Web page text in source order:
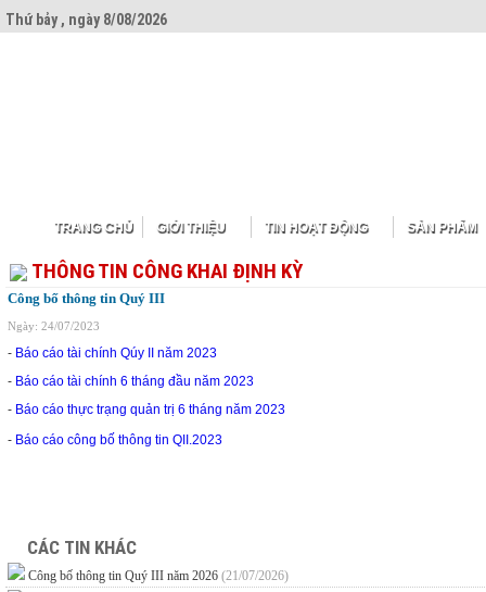
Thứ bảy , ngày 8/08/2026
TRANG CHỦ GIỚI THIỆU TIN HOẠT ĐỘNG SẢN PHẨM
THÔNG TIN CÔNG KHAI ĐỊNH KỲ
Công bố thông tin Quý III
Ngày: 24/07/2023
- Báo cáo tài chính Qúy II năm 2023
- Báo cáo tài chính 6 tháng đầu năm 2023
- Báo cáo thực trạng quản trị 6 tháng năm 2023
- Báo cáo công bố thông tin QII.2023
CÁC TIN KHÁC
Công bố thông tin Quý III năm 2026 (21/07/2026)